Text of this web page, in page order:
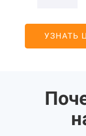
УЗНАТЬ